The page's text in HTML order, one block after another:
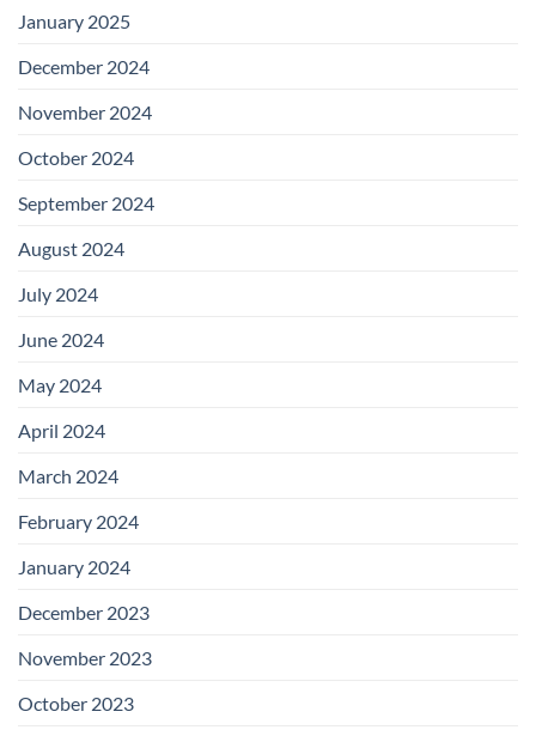
January 2025
December 2024
November 2024
October 2024
September 2024
August 2024
July 2024
June 2024
May 2024
April 2024
March 2024
February 2024
January 2024
December 2023
November 2023
October 2023